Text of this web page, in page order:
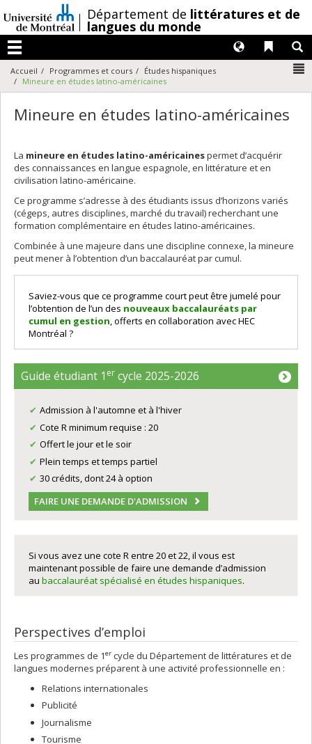
au
contenu
/Département de littératures et de
langues du monde
Menu
Liens
Langues
Accueil Programmes et cours
Études hispaniques
Mineure en études latino-américaines
Mineure en études latino-américaines
La mineure en études latino-américainespermet d’acquérir
des connaissances en langue espagnole, en littérature et en
civilisation latino-américaine.
Ce programme s’adresse à des étudiants issus d’horizons variés
(cégeps, autres disciplines, marché du travail) recherchant une
formation complémentaire en études latino-américaines.
Combinée à une majeure dans une discipline connexe, la mineure
peut mener à l’obtention d’un baccalauréat par cumul.
Saviez-vous que ce programme court peut être jumelé pour
l’obtention de l’un des nouveaux baccalauréats par
cumul en gestion, offerts en collaboration avec HEC
Montréal ?
Guide étudiant 1 er cycle 2025-2026
Admission à l'automne et à l'hiver
Cote R minimum requise : 20
Offert le jour et le soir
Plein temps et temps partiel
30 crédits, dont 24 à option
FAIRE UNE DEMANDE D'ADMISSION
Si vous avez une cote R entre 20 et 22, il vous est
maintenant possible de faire une demande d’admission
au baccalauréat spécialisé en études hispaniques.
Perspectives d’emploi
Les programmes de 1er cycle du Département de littératures et de
langues modernes préparent à une activité professionnelle en :
Relations internationales
Publicité
Journalisme
Tourisme